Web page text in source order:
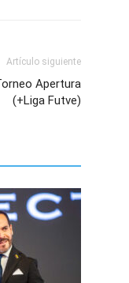
Artículo siguiente
Apertura
(+Liga Futve)